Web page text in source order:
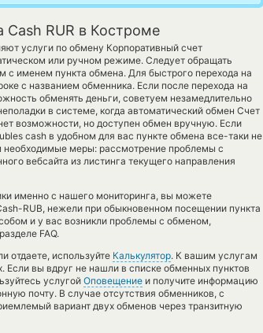
RUR в Костроме
услуги по обмену Корпоративный счет
или ручном режиме. Следует обращать
с именем пункта обмена. Для быстрого перехода на
с названием обменника. Если после перехода на
обменять деньги, советуем незамедлительно
в системе, когда автоматический обмен Счет
возможности, но доступен обмен вручную. Если
cash в удобном для вас пункте обмена все-таки не
меры: рассмотрение проблемы с
вебсайта из листинга текущего направления
именно с нашего мониторинга, вы можете
RUB, нежели при обыкновенном посещении пункта
и у вас возникли проблемы с обменом,
FAQ.
отдаете, используйте Калькулятор. К вашим услугам
Если вы вдруг не нашли в списке обменных пунктов
услугой Оповещение и получите информацию
почту. В случае отсутствия обменников, с
вариант двух обменов через транзитную